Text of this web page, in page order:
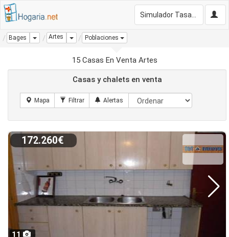
Bages Dropdown
Artes Dropdown
Poblaciones
15 Casas En Venta Artes
Casas y chalets en venta
11
172.260€